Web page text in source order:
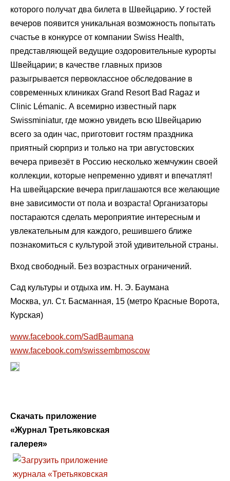
которого получат два билета в Швейцарию. У гостей
вечеров появится уникальная возможность попытать
счастье в конкурсе от компании Swiss Health,
представляющей ведущие оздоровительные курорты
Швейцарии; в качестве главных призов
разыгрывается первоклассное обследование в
современных клиниках Grand Resort Bad Ragaz и
Сlinic Lémanic. А всемирно известный парк
Swissminiatur, где можно увидеть всю Швейцарию
всего за один час, приготовит гостям праздника
приятный сюрприз и только на три августовских
вечера привезёт в Россию несколько жемчужин своей
коллекции, которые непременно удивят и впечатлят!
На швейцарские вечера приглашаются все желающие
вне зависимости от пола и возраста! Организаторы
постараются сделать мероприятие интересным и
увлекательным для каждого, решившего ближе
познакомиться с культурой этой удивительной страны.
Вход свободный. Без возрастных ограничений.
Сад культуры и отдыха им. Н. Э. Баумана
Москва, ул. Ст. Басманная, 15 (метро Красные Ворота,
Курская)
www.facebook.com/SadBaumana
www.facebook.com/swissembmoscow
Скачать приложение
«Журнал Третьяковская
галерея»